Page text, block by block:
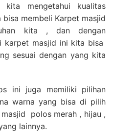
mengetahui kualitas
membeli Karpet masjid
kita , dan dengan
karpet masjid ini kita bisa
sesuai dengan yang kita
ini juga memiliki pilihan
warna yang bisa di pilih
polos merah , hijau ,
lainnya.